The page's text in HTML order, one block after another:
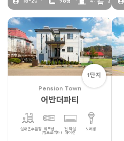
18~20 98평 4 : 3
1단지
Pension Town
어반더파티
실내온수풀장 워크샵
(빔프로젝터)
전 객실
에어컨
노래방